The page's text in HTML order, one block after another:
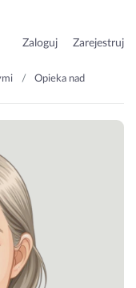
Zaloguj Zarejestruj
Opieka nad